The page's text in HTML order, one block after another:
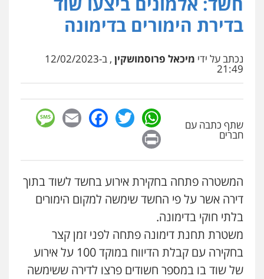
פלילי כלכלי צווארון לבן עורכי דין לענייני
אסירים
0549732303
עו"ד אסף גונן
פשע חמור
גל דהן – משרד עורך דין פלילי
פלילי
וחקירות
0544723840
עו"ד ראוף נג'אר
בדירת הימורים בדימונה
נכתב על ידי מיכאל פרוסמושקין , ב-12/02/2023
21:49
שתף כתבה עם
חברים
WhatsApp
Twitter
Facebook
Email
המשטרה פתחה בחקירת אירוע בחשד לשוד בתוך
דירה אשר על פי החשד שימשה למקום הימורים
בלתי חוקי בדימונה.
משטרת תחנת דימונה פתחה לפני זמן קצר
בחקירה עם קבלת הדיווח במוקד 100 על אירוע
של שוד בו במספר חשודים פרצו לדירה ששימשה
עו"ד אייל אביטל
פלילי פשיעה חמורה מעצרים וחקירות
0507003001
0528959600
קורל קרוז – עורך דין פלילי
משפט פלילי
0545437431